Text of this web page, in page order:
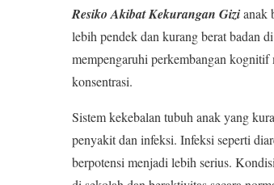
Resiko Akibat Kekurangan Gizianak
lebih pendek dan kurang berat badan
mempengaruhi perkembangan kognitif
konsentrasi.
Sistem kekebalan tubuh anak yang
penyakit dan infeksi. Infeksi seperti
berpotensi menjadi lebih serius.